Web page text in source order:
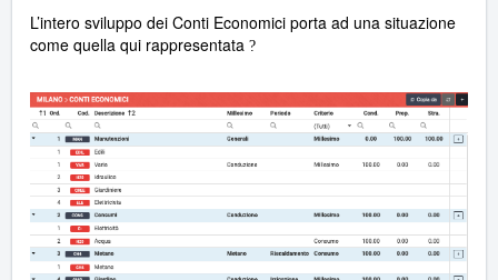
L’intero sviluppo dei Conti Economici porta ad una situazione
come quella qui rappresentata ?